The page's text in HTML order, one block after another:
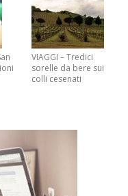
VIAGGI – Tredici
sorelle da bere sui
colli cesenati